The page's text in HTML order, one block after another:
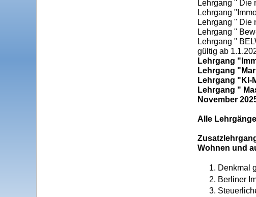
Lehrgang " Die
Lehrgang
Lehrgang " Die
Lehrgang "
Lehrgang "
gültig ab
Lehrgang
Lehrgang
Lehrgang "KI-
Lehrgang "
November
Alle
Wohnen und
Denkmal
Berliner